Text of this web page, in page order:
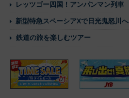
レッツゴー四国！アンパンマン列車
新型特急スペーシアXで日光鬼怒川へ
鉄道の旅を楽しむツアー